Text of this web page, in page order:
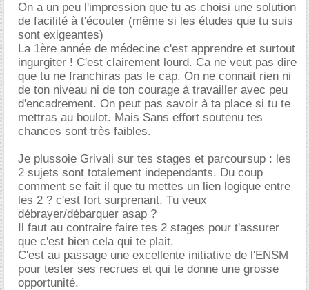
On a un peu l'impression que tu as choisi une solution
de facilité à t'écouter (même si les études que tu suis
sont exigeantes)
La 1ère année de médecine c'est apprendre et surtout
ingurgiter ! C'est clairement lourd. Ca ne veut pas dire
que tu ne franchiras pas le cap. On ne connait rien ni
de ton niveau ni de ton courage à travailler avec peu
d'encadrement. On peut pas savoir à ta place si tu te
mettras au boulot. Mais Sans effort soutenu tes
chances sont très faibles.
Je plussoie Grivali sur tes stages et parcoursup : les
2 sujets sont totalement independants. Du coup
comment se fait il que tu mettes un lien logique entre
les 2 ? c'est fort surprenant. Tu veux
débrayer/débarquer asap ?
Il faut au contraire faire tes 2 stages pour t'assurer
que c'est bien cela qui te plait.
C'est au passage une excellente initiative de l'ENSM
pour tester ses recrues et qui te donne une grosse
opportunité.